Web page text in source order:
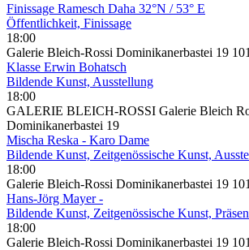
Finissage Ramesch Daha 32°N / 53° E
Öffentlichkeit, Finissage
18:00
Galerie Bleich-Rossi Dominikanerbastei 19
Klasse Erwin Bohatsch
Bildende Kunst, Ausstellung
18:00
GALERIE BLEICH-ROSSI Galerie Bleich
Dominikanerbastei 19
Mischa Reska - Karo Dame
Bildende Kunst, Zeitgenössische Kunst,
18:00
Galerie Bleich-Rossi Dominikanerbastei 19
Hans-Jörg Mayer -
Bildende Kunst, Zeitgenössische Kunst,
18:00
Galerie Bleich-Rossi Dominikanerbastei 19